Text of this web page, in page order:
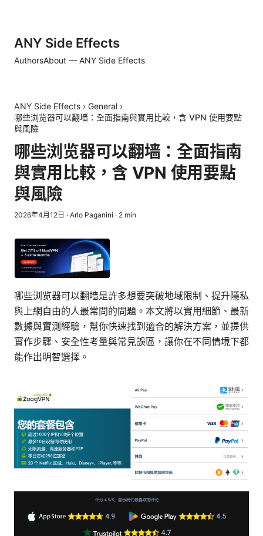
ANY Side Effects
AuthorsAbout — ANY Side Effects
ANY Side Effects › General ›
哪些浏览器可以翻墙：全面指南與實用比較，含 VPN 使用要點
與風險
哪些浏览器可以翻墙：全面指南
與實用比較，含 VPN 使用要點
與風險
2026年4月12日 · Arlo Paganini · 2 min
哪些浏览器可以翻墙是許多想要突破地域限制、提升隱私
與上網自由的人最常問的問題。本文將以實用細節、最新
數據與實測經驗，幫你快速找到適合的解決方案，並提供
實作步驟、安全性考量與常見誤區，讓你在不同情境下都
能作出明智選擇。